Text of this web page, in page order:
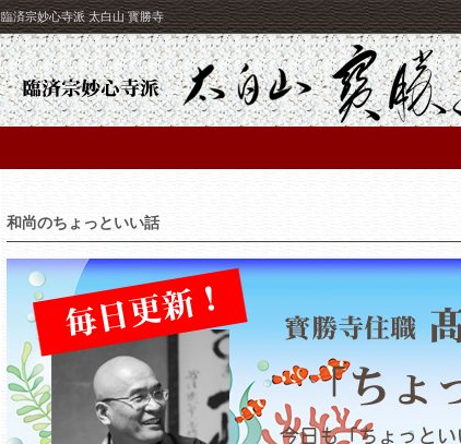
臨済宗妙心寺派 太白山 寳勝寺
和尚のちょっといい話